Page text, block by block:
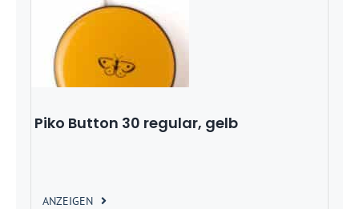
Piko Button 30 regular, gelb
ANZEIGEN